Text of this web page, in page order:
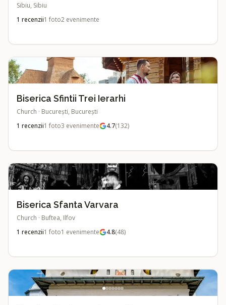
Sibiu, Sibiu
1 recenzii1 foto2 evenimente
Biserica Sfintii Trei Ierarhi
Church · București, București
1 recenzii1 foto3 evenimente 4.7(132)
Biserica Sfanta Varvara
Church · Buftea, Ilfov
1 recenzii1 foto1 evenimente 4.8(48)